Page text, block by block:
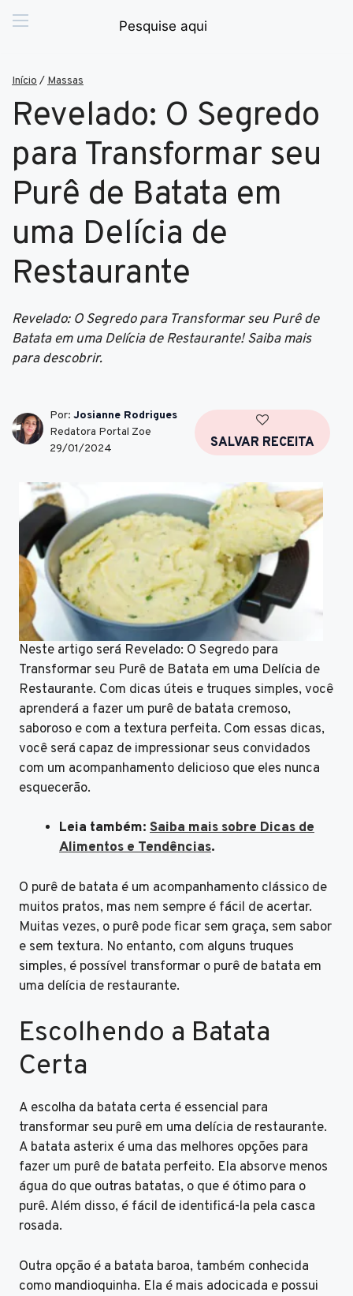
Início / Massas
Revelado: O Segredo
para Transformar seu
Purê de Batata em
uma Delícia de
Restaurante
Revelado: O Segredo para Transformar seu Purê de
Batata em uma Delícia de Restaurante! Saiba mais
para descobrir.
Por: Josianne Rodrigues
Redatora Portal Zoe
29/01/2024
SALVAR RECEITA
Neste artigo será Revelado: O Segredo para
Transformar seu Purê de Batata em uma Delícia de
Restaurante. Com dicas úteis e truques simples, você
aprenderá a fazer um purê de batata cremoso,
saboroso e com a textura perfeita. Com essas dicas,
você será capaz de impressionar seus convidados
com um acompanhamento delicioso que eles nunca
esquecerão.
Leia também: Saiba mais sobre Dicas de
Alimentos e Tendências.
O purê de batata é um acompanhamento clássico de
muitos pratos, mas nem sempre é fácil de acertar.
Muitas vezes, o purê pode ficar sem graça, sem sabor
e sem textura. No entanto, com alguns truques
simples, é possível transformar o purê de batata em
uma delícia de restaurante.
Escolhendo a Batata
Certa
A escolha da batata certa é essencial para
transformar seu purê em uma delícia de restaurante.
A batata asterix é uma das melhores opções para
fazer um purê de batata perfeito. Ela absorve menos
água do que outras batatas, o que é ótimo para o
purê. Além disso, é fácil de identificá-la pela casca
rosada.
Outra opção é a batata baroa, também conhecida
como mandioquinha. Ela é mais adocicada e possui